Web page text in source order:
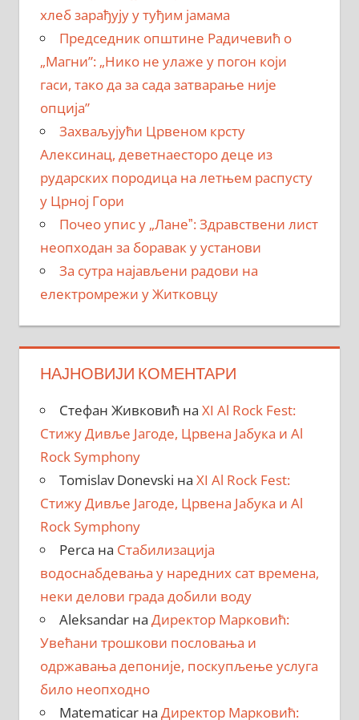
хлеб зарађују у туђим јамама
Председник општине Радичевић о
„Магни”: „Нико не улаже у погон који
гаси, тако да за сада затварање није
опција”
Захваљујући Црвеном крсту
Алексинац, деветнаесторо деце из
рударских породица на летњем распусту
у Црној Гори
Почео упис у „Ланеˮ: Здравствени лист
неопходан за боравак у установи
За сутра најављени радови на
електромрежи у Житковцу
НАЈНОВИЈИ КОМЕНТАРИ
Стефан Живковић на XI Al Rock Fest:
Стижу Дивље Јагоде, Црвена Јабука и Al
Rock Symphony
Tomislav Donevski на XI Al Rock Fest:
Стижу Дивље Јагоде, Црвена Јабука и Al
Rock Symphony
Perca на Стабилизација
водоснабдевања у наредних сат времена,
неки делови града добили воду
Aleksandarна Директор Марковић:
Увећани трошкови пословања и
одржавања депоније, поскупљење услуга
било неопходно
Matematicarна Директор Марковић: